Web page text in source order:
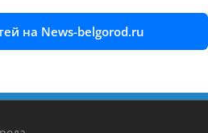
на News-belgorod.ru